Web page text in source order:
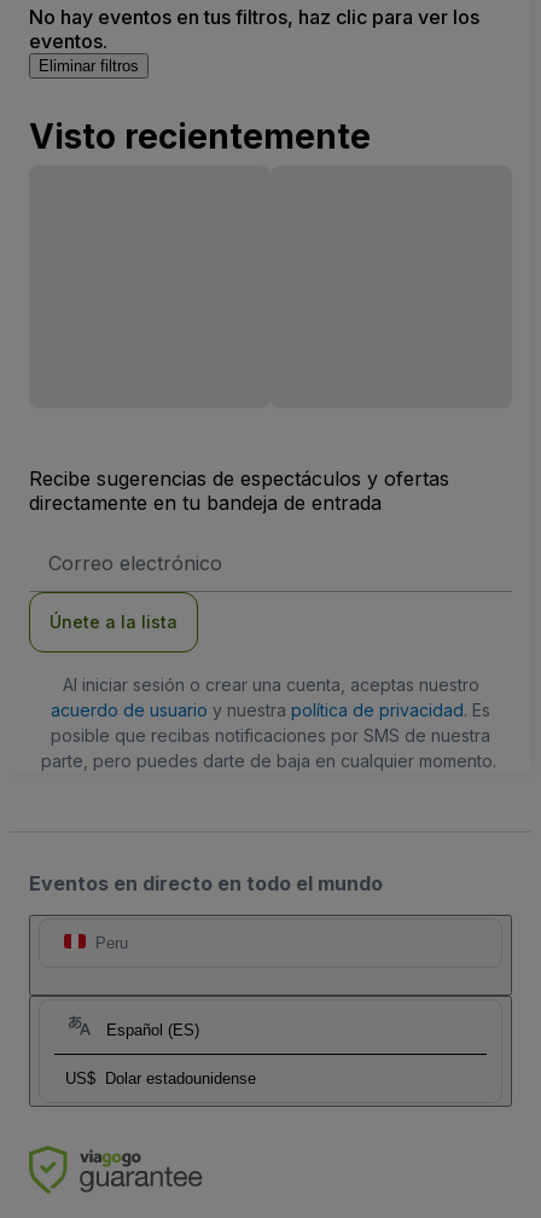
No hay eventos en tus filtros, haz clic para ver los
eventos.
Eliminar filtros
Visto recientemente
Recibe sugerencias de espectáculos y ofertas
directamente en tu bandeja de entrada
de
Únete a la lista
Al iniciar sesión o crear una cuenta, aceptas nuestro
acuerdo de usuario y nuestra política de privacidad. Es
posible que recibas notificaciones por SMS de nuestra
parte, pero puedes darte de baja en cualquier momento.
Eventos en directo en todo el mundo
Peru
Español (ES)
US$ Dolar estadounidense